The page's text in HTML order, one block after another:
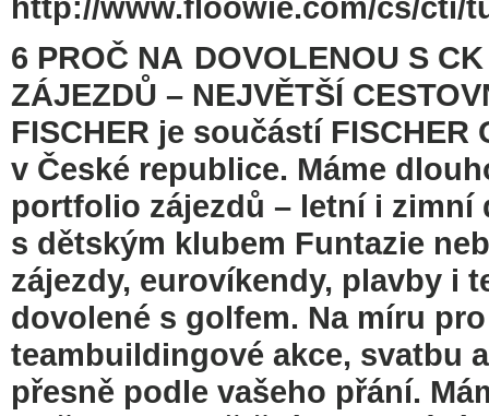
http://www.floowie.com/cs/cti/
6 PROČ NA DOVOLENOU S
ZÁJEZDŮ – NEJVĚTŠÍ
FISCHER je součástí
v České republice. Máme
portfolio zájezdů – letní i zimní
s dětským klubem Funtazie
zájezdy, eurovíkendy, plavby i
dovolené s golfem. Na míru
teambuildingové akce, svatbu
přesně podle vašeho přání.